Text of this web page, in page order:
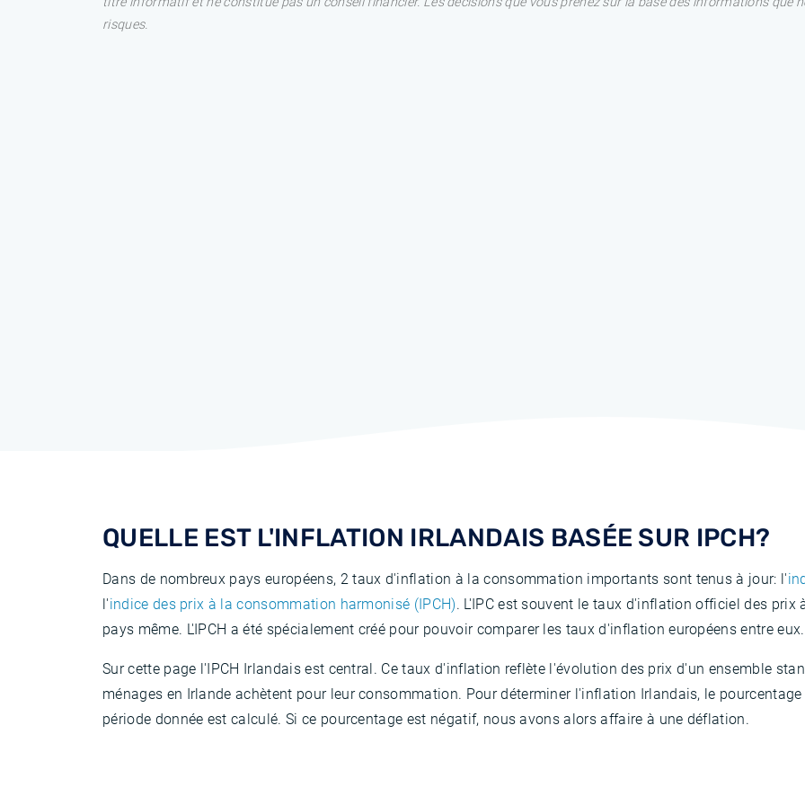
risques.
QUELLE EST L'INFLATION IRLANDAIS BASÉE SUR IPCH?
Dans de nombreux pays européens, 2 taux d'inflation à la consommation importants sont tenus à jour: l'
l'indice des prix à la consommation harmonisé (IPCH). L'IPC est souvent le taux d'inflation officiel des
pays même. L'IPCH a été spécialement créé pour pouvoir comparer les taux d'inflation européens entre eux.
Sur cette page l'IPCH Irlandais est central. Ce taux d'inflation reflète l'évolution des prix d'un ensemble
ménages en Irlande achètent pour leur consommation. Pour déterminer l'inflation Irlandais, le
période donnée est calculé. Si ce pourcentage est négatif, nous avons alors affaire à une déflation.